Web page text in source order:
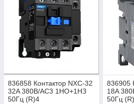
836858 Контактор NXC-32
32A 380В/АС3 1НО+1НЗ
50Гц (R)4
836905
18A
50Гц